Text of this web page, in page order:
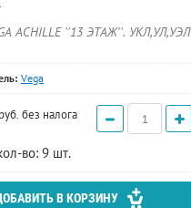
ACHILLE ''13 ЭТАЖ''. УКЛ,УЛ,УЭЛ
Vega
руб. без налога
во: 9 шт.
В КОРЗИНУ